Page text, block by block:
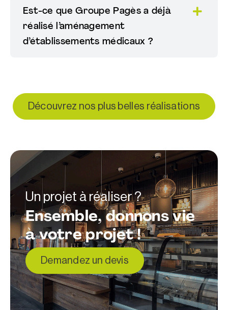
Est-ce que Groupe Pagès a déjà
réalisé l’aménagement
d’établissements médicaux ?
Découvrez nos plus belles réalisations
Un projet à réaliser ?
Ensemble, donnons vie
à votre projet !
Demandez un devis